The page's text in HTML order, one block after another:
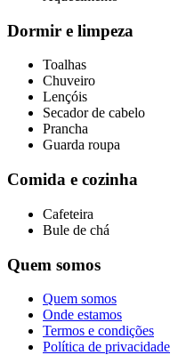
Dormir e limpeza
Toalhas
Chuveiro
Lençóis
Secador de cabelo
Prancha
Guarda roupa
Comida e cozinha
Cafeteira
Bule de chá
Quem somos
Quem somos
Onde estamos
Termos e condições
Política de privacidade